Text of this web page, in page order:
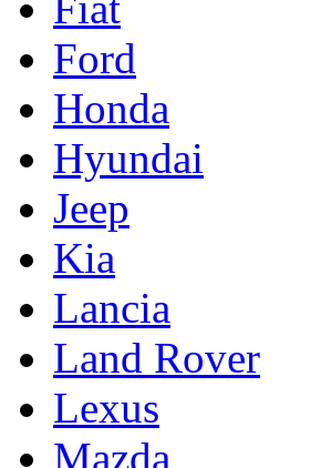
Ford
Honda
Hyundai
Jeep
Kia
Lancia
Land Rover
Lexus
Mazda